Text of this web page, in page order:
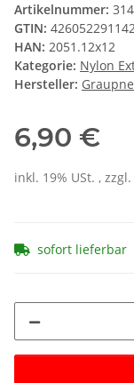
Artikelnummer:
GTIN:
HAN: 2051.12x12
Kategorie: Nylon
Hersteller:
6,90 €
inkl. 19% USt. , zzgl.
sofort lieferbar